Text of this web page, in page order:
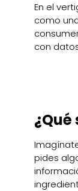
En el
como
con
¿Qué
pides